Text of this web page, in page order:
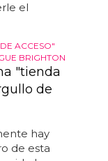
el
ACCESO"
BRIGHTON
"tienda
de
hay
de esta